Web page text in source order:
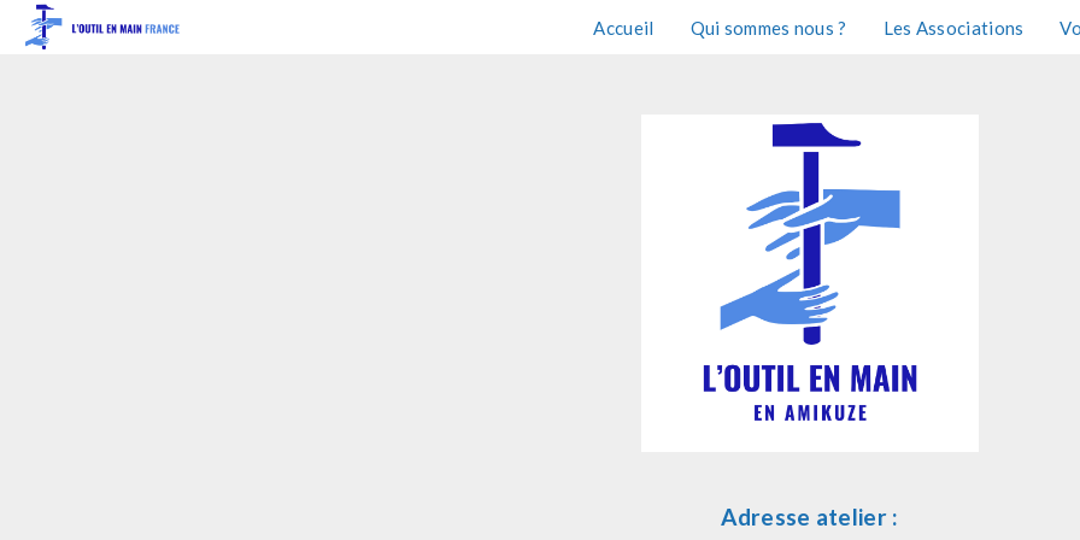
Accueil Qui sommes nous ? Les Associations
Adresse atelier :